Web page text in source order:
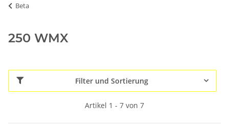
Beta
250 WMX
Filter und Sortierung
Artikel 1 - 7 von 7